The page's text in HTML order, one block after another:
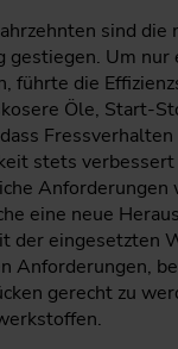
sind die
Um nur
führte die
Öle, Start-
Fressverhalten
stets
Anforderungen
eine neue
der eingesetzten
Anforderungen,
gerecht zu